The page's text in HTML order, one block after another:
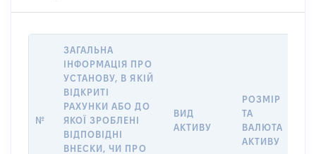
№
ЗАГАЛЬНА
ІНФОРМАЦІЯ ПРО
УСТАНОВУ, В ЯКІЙ
ВІДКРИТІ
РАХУНКИ АБО ДО
ЯКОЇ ЗРОБЛЕНІ
ВІДПОВІДНІ
ВНЕСКИ, ЧИ ПРО
ВИД
АКТИВУ
РОЗМІР
ТА
ВАЛЮТА
АКТИВУ